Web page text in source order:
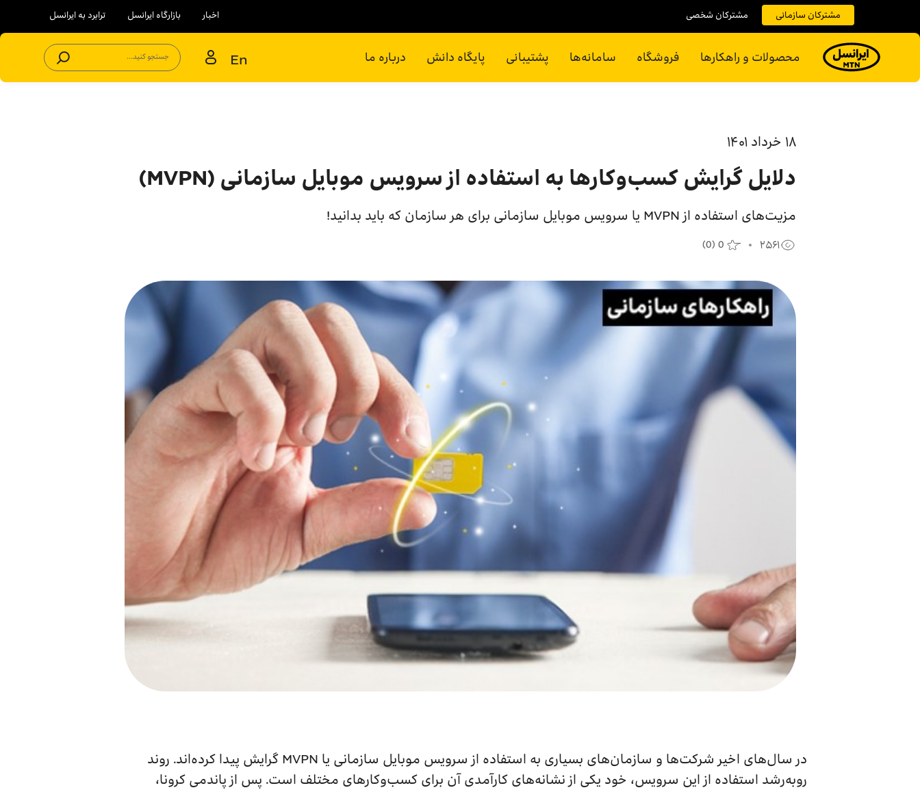
مشترکان سازمانی مشترکان شخصی اخبار بازارگاه ایرانسل ترابرد به ایرانسل
محصولات و راهکارها فروشگاه سامانه‌ها پشتیبانی پایگاه دانش درباره ما En جستجو کنید...
۱۸ خرداد ۱۴۰۱
دلایل گرایش کسب‌وکارها به استفاده از سرویس موبایل سازمانی (MVPN)
مزیت‌های استفاده از MVPN یا سرویس موبایل سازمانی برای هر سازمان که باید بدانید!
۲۵۶۱ (0) 0
در سال‌های اخیر شرکت‌ها و سازمان‌های بسیاری به استفاده از سرویس موبایل سازمانی یا MVPN گرایش پیدا کرده‌اند. روند
روبه‌رشد استفاده از این سرویس، خود یکی از نشانه‌های کارآمدی آن برای کسب‌وکارهای مختلف است. پس از پاندمی کرونا،